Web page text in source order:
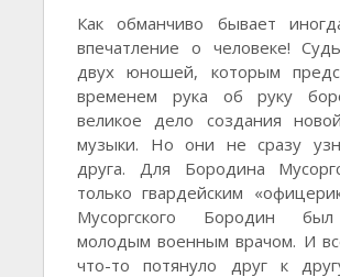
Как обманчиво бывает
впечатление о человеке!
двух юношей, которым
временем рука об руку
великое дело создания
музыки. Но они не сразу
друга. Для Бородина
только гвардейским
Мусоргского Бородин
молодым военным врачом. И
что-то потянуло друг к